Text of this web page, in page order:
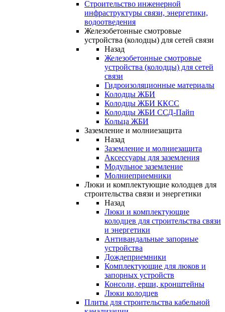
Строительство инженерной
инфраструктуры связи, энергетики,
водоотведения
Железобетонные смотровые
устройства (колодцы) для сетей связи
Назад
Железобетонные смотровые
устройства (колодцы) для сетей
связи
Гидроизоляционные материалы
Колодцы ЖБИ
Колодцы ЖБИ ККСС
Колодцы ЖБИ ССД-Пайп
Кольца ЖБИ
Заземление и молниезащита
Назад
Заземление и молниезащита
Аксессуары для заземления
Модульное заземление
Молниеприемники
Люки и комплектующие колодцев для
строительства связи и энергетики
Назад
Люки и комплектующие
колодцев для строительства связи
и энергетики
Антивандальные запорные
устройства
Дождеприемники
Комплектующие для люков и
запорных устройств
Консоли, ерши, кронштейны
Люки колодцев
Плиты для строительства кабельной